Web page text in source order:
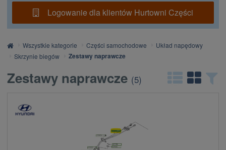
Logowanie dla klientów Hurtowni Części
Strona
główna
Wszystkie kategorie Części samochodowe
Układ napędowy
Skrzynie biegów
Zestawy naprawcze
Zestawy naprawcze (5)